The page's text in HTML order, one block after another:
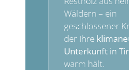
Wäldern – ein
geschlossener
der Ihre
Unterkunft in
warm hält.